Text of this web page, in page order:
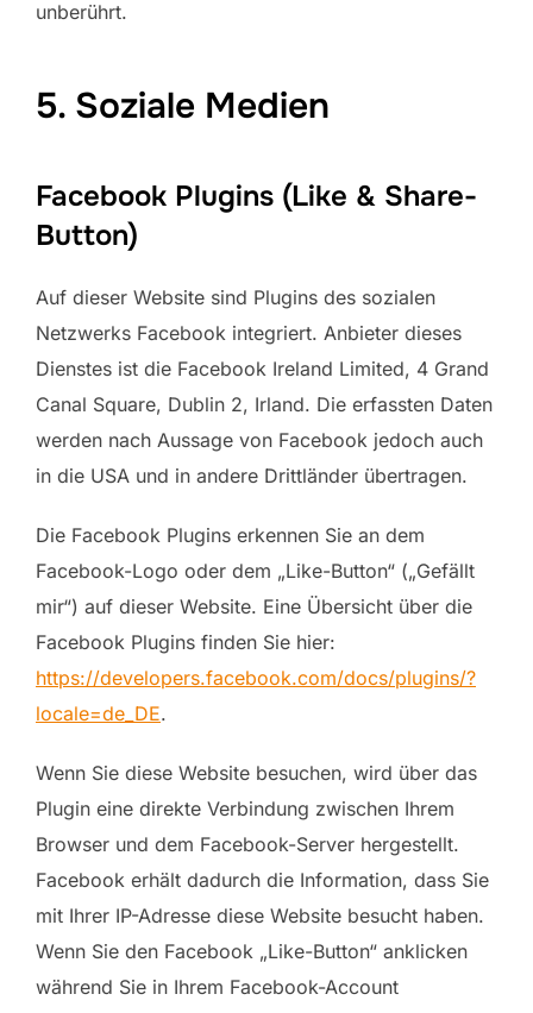
unberührt.
5. Soziale Medien
Facebook Plugins (Like & Share-
Button)
Auf dieser Website sind Plugins des sozialen
Netzwerks Facebook integriert. Anbieter dieses
Dienstes ist die Facebook Ireland Limited, 4 Grand
Canal Square, Dublin 2, Irland. Die erfassten Daten
werden nach Aussage von Facebook jedoch auch
in die USA und in andere Drittländer übertragen.
Die Facebook Plugins erkennen Sie an dem
Facebook-Logo oder dem „Like-Button“ („Gefällt
mir“) auf dieser Website. Eine Übersicht über die
Facebook Plugins finden Sie hier:
https://developers.facebook.com/docs/plugins/?
locale=de_DE.
Wenn Sie diese Website besuchen, wird über das
Plugin eine direkte Verbindung zwischen Ihrem
Browser und dem Facebook-Server hergestellt.
Facebook erhält dadurch die Information, dass Sie
mit Ihrer IP-Adresse diese Website besucht haben.
Wenn Sie den Facebook „Like-Button“ anklicken
während Sie in Ihrem Facebook-Account